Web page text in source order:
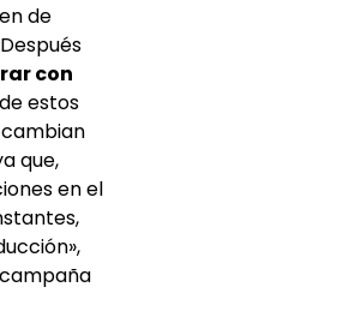
de
con
estos
que,
en el